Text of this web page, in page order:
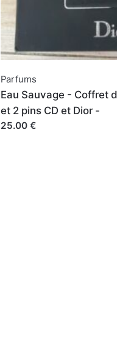
Parfums
Eau Sauvage - Coffret
et 2 pins CD et Dior -
25.00 €